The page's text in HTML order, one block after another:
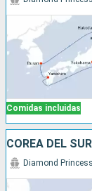
Comidas incluidas
COREA DEL
Diamond Princess